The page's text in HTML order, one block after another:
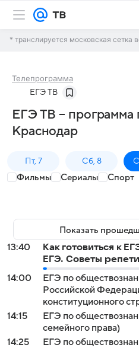
* транслируется московская сетка
Телепрограмма
ЕГЭ ТВ
ЕГЭ ТВ – программа
Краснодар
Пт, 7 Сб, 8
Фильмы Сериалы Спорт
Показать
13:40
Как готовиться к
ЕГЭ. Советы
14:00
ЕГЭ по
Российской
конституционного
14:15
ЕГЭ по
семейного права)
14:25
ЕГЭ по